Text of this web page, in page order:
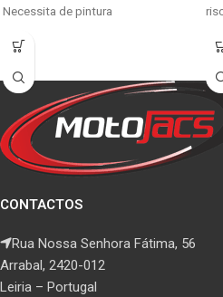
Necessita de pintura
CONTACTOS
Rua Nossa Senhora Fátima, 56
Arrabal, 2420-012
Leiria – Portugal